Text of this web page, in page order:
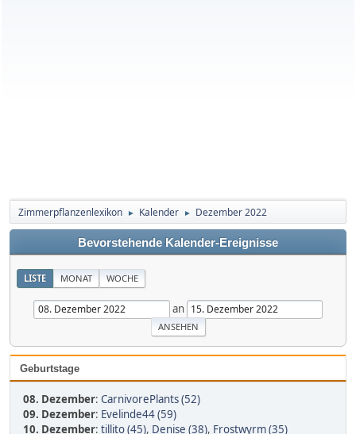
Zimmerpflanzenlexikon ► Kalender ► Dezember 2022
Bevorstehende Kalender-Ereignisse
LISTE MONAT WOCHE
an
Geburtstage
08. Dezember: CarnivorePlants (52)
09. Dezember: Evelinde44 (59)
10. Dezember: tillito (45), Denise (38), Frostwyrm (35)